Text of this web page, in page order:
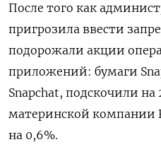
После того как
пригрозила ввести
подорожали акции
приложений: бумаги
Snapchat, подскочили
материнской компании
на 0,6%.